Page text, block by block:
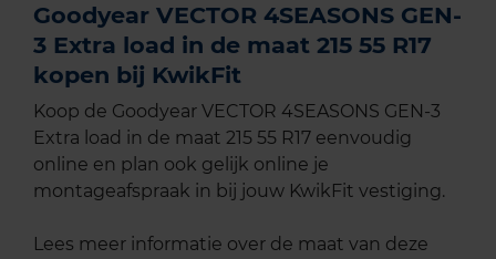
Goodyear VECTOR 4SEASONS GEN-
3 Extra load in de maat 215 55 R17
kopen bij KwikFit
Koop de Goodyear VECTOR 4SEASONS GEN-3
Extra load in de maat 215 55 R17 eenvoudig
online en plan ook gelijk online je
montageafspraak in bij jouw KwikFit vestiging.
Lees meer informatie over de maat van deze